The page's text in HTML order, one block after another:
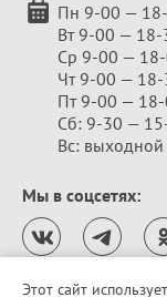
Пн 9-00 —
Вт 9-00 — 18-
Ср 9-00 —
Чт 9-00 — 18-
Пт 9-00 —
Сб: 9-30 —
Вс: выходной
Мы в соцсетях:
Этот сайт